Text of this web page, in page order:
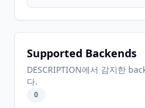
Supported Backends
DESCRIPTION에서 감지한
다.
0